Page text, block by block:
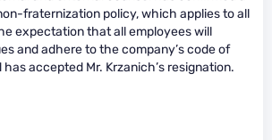
fraternization policy, which applies to all
expectation that all employees will
and adhere to the company’s code of
accepted Mr. Krzanich’s resignation.